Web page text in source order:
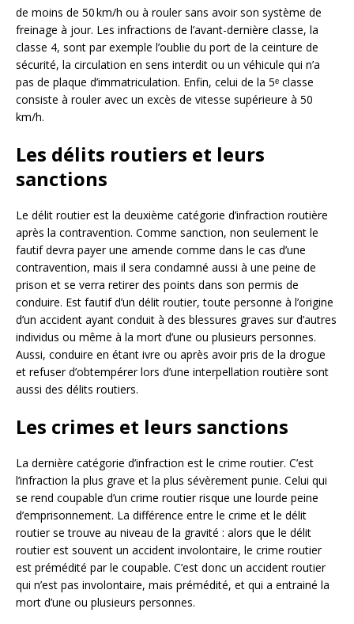
de moins de 50 km/h ou à rouler sans avoir son système de
freinage à jour. Les infractions de l’avant-dernière classe, la
classe 4, sont par exemple l’oublie du port de la ceinture de
sécurité, la circulation en sens interdit ou un véhicule qui n’a
pas de plaque d’immatriculation. Enfin, celui de la 5ᵉ classe
consiste à rouler avec un excès de vitesse supérieure à 50
km/h.
Les délits routiers et leurs
sanctions
Le délit routier est la deuxième catégorie d’infraction routière
après la contravention. Comme sanction, non seulement le
fautif devra payer une amende comme dans le cas d’une
contravention, mais il sera condamné aussi à une peine de
prison et se verra retirer des points dans son permis de
conduire. Est fautif d’un délit routier, toute personne à l’origine
d’un accident ayant conduit à des blessures graves sur d’autres
individus ou même à la mort d’une ou plusieurs personnes.
Aussi, conduire en étant ivre ou après avoir pris de la drogue
et refuser d’obtempérer lors d’une interpellation routière sont
aussi des délits routiers.
Les crimes et leurs sanctions
La dernière catégorie d’infraction est le crime routier. C’est
l’infraction la plus grave et la plus sévèrement punie. Celui qui
se rend coupable d’un crime routier risque une lourde peine
d’emprisonnement. La différence entre le crime et le délit
routier se trouve au niveau de la gravité : alors que le délit
routier est souvent un accident involontaire, le crime routier
est prémédité par le coupable. C’est donc un accident routier
qui n’est pas involontaire, mais prémédité, et qui a entrainé la
mort d’une ou plusieurs personnes.